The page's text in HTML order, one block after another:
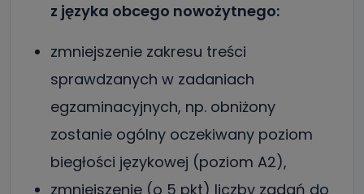
z języka obcego nowożytnego:
zmniejszenie zakresu treści
sprawdzanych w zadaniach
egzaminacyjnych, np. obniżony
zostanie ogólny oczekiwany poziom
biegłości językowej (poziom A2),
zmniejszenie (o 5 pkt) liczby zadań do